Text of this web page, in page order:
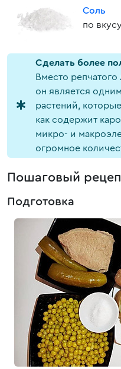
Соль
по
Cделать более
Вместо репчатого
он является
растений,
как содержит
микро- и
огромное
Пошаговый
Подготовка